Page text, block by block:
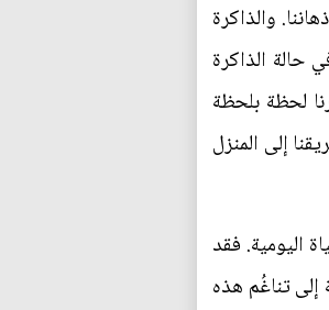
والذاكرة
حالة الذاكرة
لحظة بلحظة
إلى المنزل
اليومية. فقد
تناغُم هذه